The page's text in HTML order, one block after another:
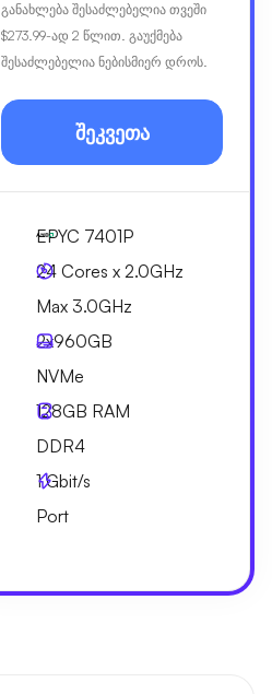
განახლება შესაძლებელია თვეში
$273.99-ად 2 წლით. გაუქმება
შესაძლებელია ნებისმიერ დროს.
შეკვეთა
EPYC 7401P
24 Cores x 2.0GHz
Max 3.0GHz
2x960GB
NVMe
128GB RAM
DDR4
1Gbit/s
Port